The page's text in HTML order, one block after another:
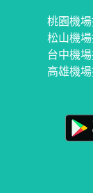
桃園機
松山機
台中機
高雄機